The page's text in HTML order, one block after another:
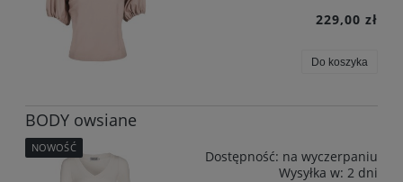
229,00 zł
Do koszyka
BODY owsiane
Dostępność: na wyczerpaniu
Wysyłka w: 2 dni
NOWOŚĆ